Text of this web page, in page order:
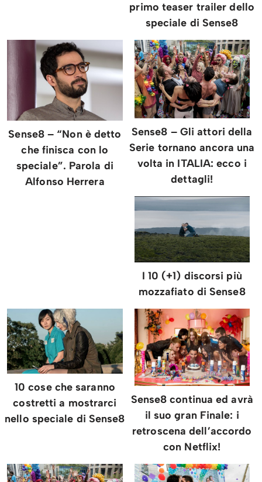
primo teaser trailer dello
speciale di Sense8
Sense8 – “Non è detto
che finisca con lo
speciale”. Parola di
Alfonso Herrera
Sense8 – Gli attori della
Serie tornano ancora una
volta in ITALIA: ecco i
dettagli!
I 10 (+1) discorsi più
mozzafiato di Sense8
10 cose che saranno
costretti a mostrarci
nello speciale di Sense8
Sense8 continua ed avrà
il suo gran Finale: i
retroscena dell’accordo
con Netflix!